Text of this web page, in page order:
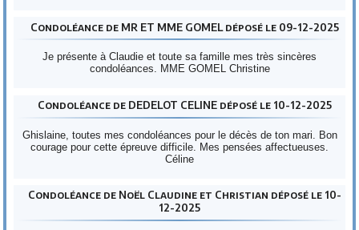
Condoléance de MR ET MME GOMEL déposé le 09-12-2025
Je présente à Claudie et toute sa famille mes très sincères
condoléances. MME GOMEL Christine
Condoléance de DEDELOT CELINE déposé le 10-12-2025
Ghislaine, toutes mes condoléances pour le décès de ton mari. Bon
courage pour cette épreuve difficile. Mes pensées affectueuses.
Céline
Condoléance de Noël Claudine et Christian déposé le 10-
12-2025